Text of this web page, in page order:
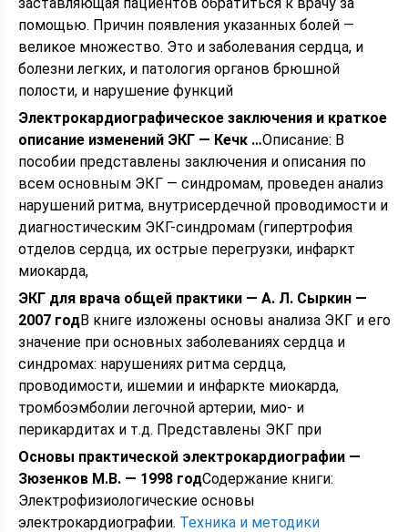
помощью. Причин появления указанных болей —
великое множество. Это и заболевания сердца, и
болезни легких, и патология органов брюшной
полости, и нарушение функций
Электрокардиографическое заключения и краткое
описание изменений ЭКГ — Кечк …Описание: В
пособии представлены заключения и описания по
всем основным ЭКГ — синдромам, проведен анализ
нарушений ритма, внутрисердечной проводимости и
диагностическим ЭКГ-синдромам (гипертрофия
отделов сердца, их острые перегрузки, инфаркт
миокарда,
ЭКГ для врача общей практики — А. Л. Сыркин —
2007 годВ книге изложены основы анализа ЭКГ и его
значение при основных заболеваниях сердца и
синдромах: нарушениях ритма сердца,
проводимости, ишемии и инфаркте миокарда,
тромбоэмболии легочной артерии, мио- и
перикардитах и т.д. Представлены ЭКГ при
Основы практической электрокардиографии —
Зюзенков М.В. — 1998 годСодержание книги:
Электрофизиологические основы
электрокардиографии. Техника и методики